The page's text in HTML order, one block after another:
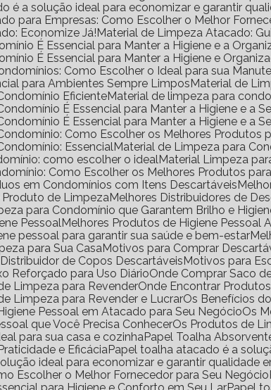
é a solução ideal para economizar e garantir
para Empresas: Como Escolher o Melhor
Economize Já!
Material de Limpeza Atacado:
É Essencial para Manter a Higiene e a
É Essencial para Manter a Higiene e
Como Escolher o Ideal para sua
para Ambientes Sempre Limpos
Material de
Eficiente
Material de limpeza para
É Essencial para Manter a Higiene e a
É Essencial para Manter a Higiene e a
Como Escolher os Melhores Produtos
Essencial
Material de Limpeza para
como escolher o ideal
Material Limpeza
Como Escolher os Melhores Produtos
em Condomínios com Itens Descartáveis
Produto de Limpeza
Melhores Distribuidores de
para Condomínio que Garantem Brilho e
Pessoal
Melhores Produtos de Higiene Pessoal
pessoal para garantir sua saúde e bem-estar
para Sua Casa
Motivos para Comprar
Distribuidor de Copos Descartáveis
Motivos para
Reforçado para Uso Diário
Onde Comprar Saco
Limpeza para Revender
Onde Encontrar
Limpeza para Revender e Lucrar
Os Benefícios
Pessoal em Atacado para Seu Negócio
Os
que Você Precisa Conhecer
Os Produtos de
para sua casa e cozinha Papel Toalha
e Eficácia Papel toalha atacado é a
ideal para economizar e garantir qualidade
Escolher o Melhor Fornecedor para Seu Negócio